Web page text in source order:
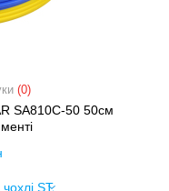
(0)
SA810C-50 50см